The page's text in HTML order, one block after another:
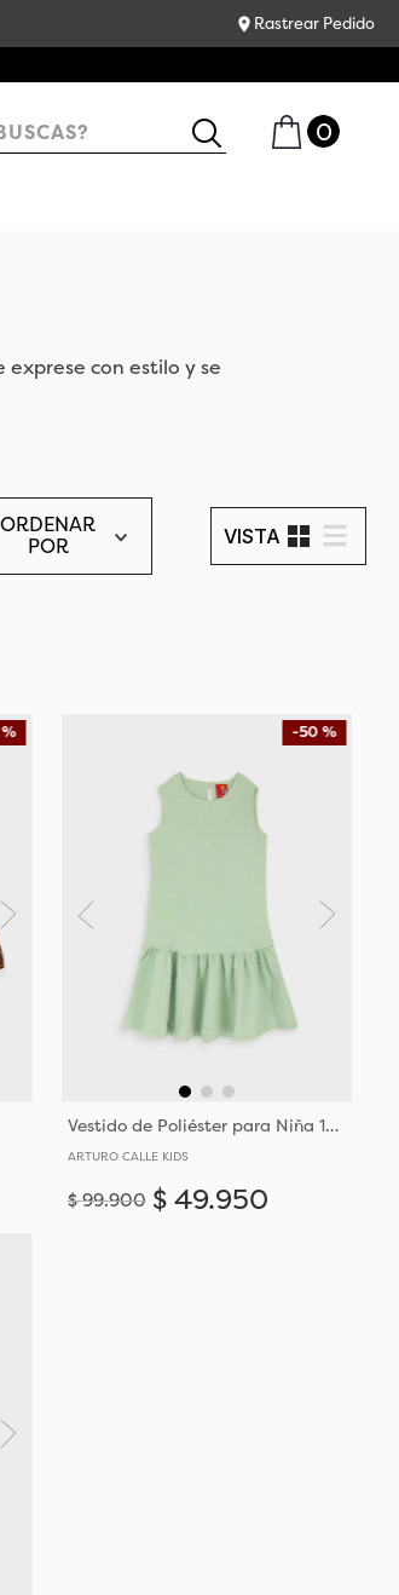
Rastrear Pedido
con estilo y se
ORDENAR
POR
-50 %
Vestido de Poliéster para Niña 15624
ARTURO CALLE KIDS
$ 99.900 $ 49.950